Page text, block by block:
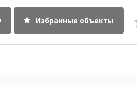
Избранные объекты